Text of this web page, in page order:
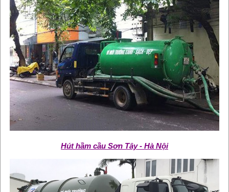
Hút hầm cầu Sơn Tây - Hà Nội